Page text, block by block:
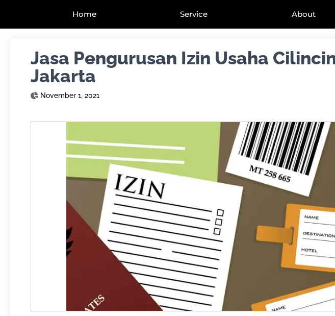
Home Service About
Jasa Pengurusan Izin Usaha
Jakarta
November 1, 2021